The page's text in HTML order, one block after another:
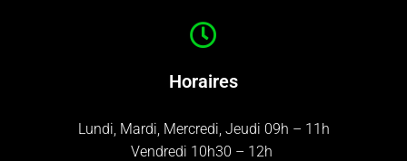
Horaires
Lundi, Mardi, Mercredi, Jeudi 09h – 11h
Vendredi 10h30 – 12h